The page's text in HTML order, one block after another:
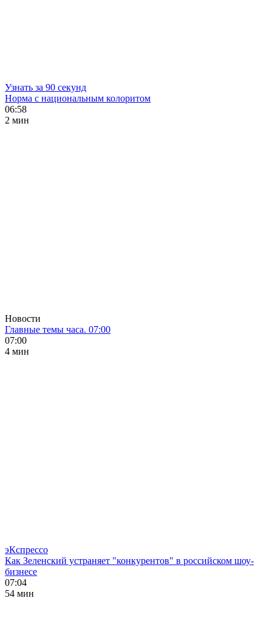
Узнать за 90 секунд
Норма с национальным колоритом
06:58
2 мин
Новости
Главные темы часа. 07:00
07:00
4 мин
эКспрессо
Как Зеленский устраняет "конкурентов" в российском шоу-
бизнесе
07:04
54 мин